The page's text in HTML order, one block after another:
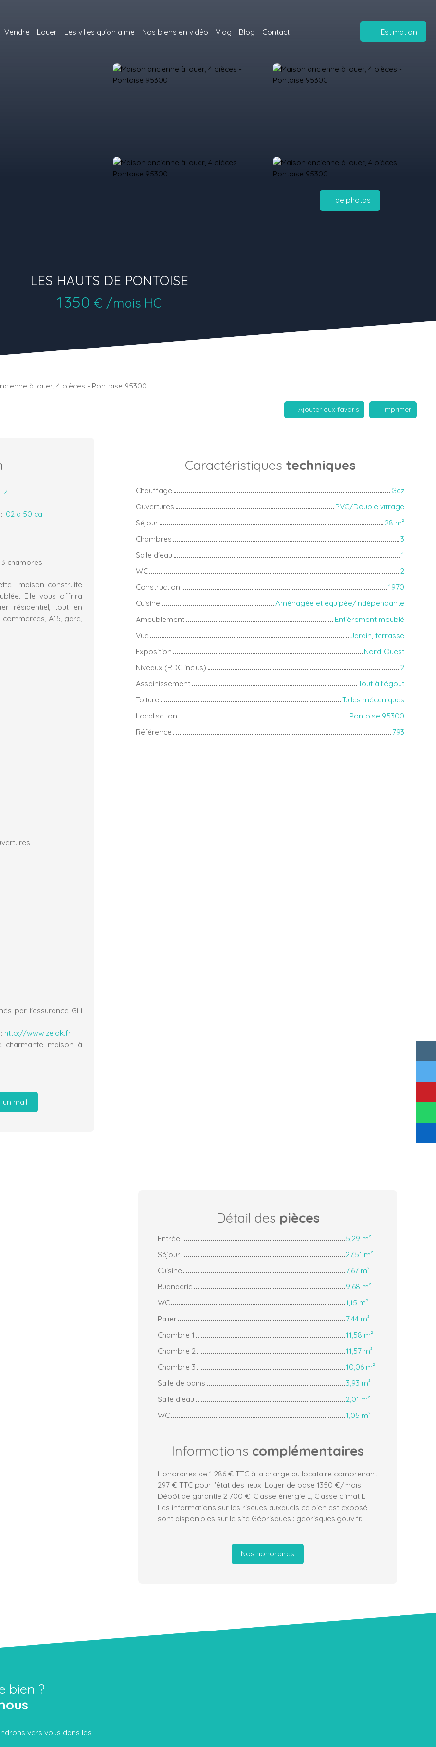
Vendre Louer Les villes qu'on aime Nos biens en vidéo Vlog Blog Contact Estimation
+ de photos
LES HAUTS DE PONTOISE
1 350 € /mois HC
à louer, 4 pièces - Pontoise 95300
Ajouter aux favoris Imprimer
: 4
: 02 a 50 ca
3 chambres
maison construite
Elle vous offrira
résidentiel, tout en
A15, gare,
par l'assurance GLI
http://www.zelok.fr
charmante maison à
un mail
Caractéristiques techniques
Chauffage
Gaz
Ouvertures
PVC/Double vitrage
Séjour
28 m²
Chambres
3
Salle d'eau
1
WC
2
Construction
1970
Cuisine
Aménagée et équipée/Indépendante
Ameublement
Entièrement meublé
Vue
Jardin, terrasse
Exposition
Nord-Ouest
Niveaux (RDC inclus)
2
Assainissement
Tout à l'égout
Toiture
Tuiles mécaniques
Localisation
Pontoise 95300
Référence
793
Détail des pièces
Entrée
5,29 m²
Séjour
27,51 m²
Cuisine
7,67 m²
Buanderie
9,68 m²
WC
1,15 m²
Palier
7,44 m²
Chambre 1
11,58 m²
Chambre 2
11,57 m²
Chambre 3
10,06 m²
Salle de bains
3,93 m²
Salle d'eau
2,01 m²
WC
1,05 m²
Informations complémentaires
Honoraires de 1 286 € TTC à la charge du locataire comprenant
297 € TTC pour l'état des lieux. Loyer de base 1350 €/mois.
Dépôt de garantie 2 700 €. Classe énergie E, Classe climat E.
Les informations sur les risques auxquels ce bien est exposé
sont disponibles sur le site Géorisques : georisques.gouv.fr.
Nos honoraires
bien ?
vers vous dans les